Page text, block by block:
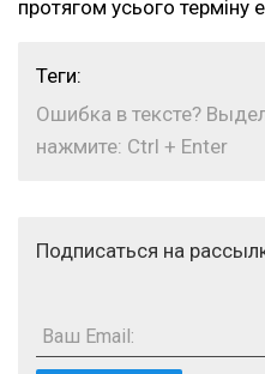
протягом усього терміну
Теги:
Ошибка в тексте?
нажмите: Ctrl + Enter
Подписаться на
Ваш Email: